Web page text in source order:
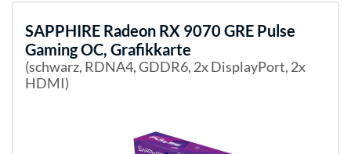
SAPPHIRE Radeon RX 9070 GRE Pulse
Gaming OC, Grafikkarte
(schwarz, RDNA4, GDDR6, 2x DisplayPort, 2x
HDMI)